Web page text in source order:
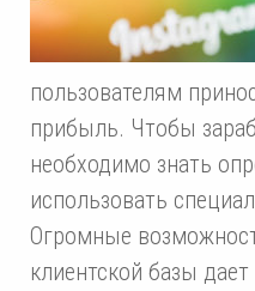
пользователям
прибыль. Чтобы
необходимо знать
использовать
Огромные
клиентской базы